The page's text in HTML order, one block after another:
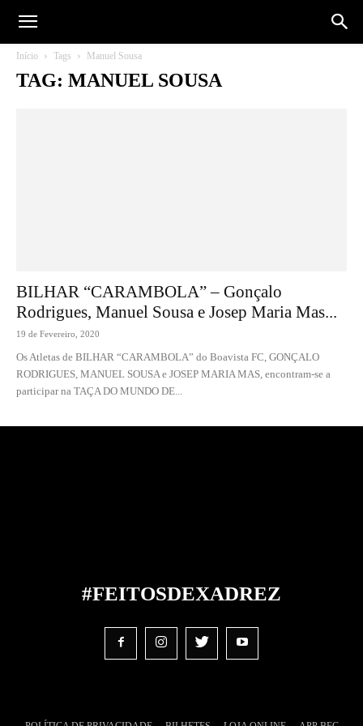
Início Tags Manuel Sousa
TAG: MANUEL SOUSA
BILHAR “CARAMBOLA” – Gonçalo
Rodrigues, Manuel Sousa e Josep Maria Mas...
19 de Fevereiro, 2020
Os Atletas de BILHAR “CARAMBOLA” do Boavista FC, GONÇALO
RODRIGUES, MANUEL SOUSA e JOSEP MARIA MAS, encontram-se a
participar na TAÇA DO MUNDO DE...
#FEITOSDEXADREZ